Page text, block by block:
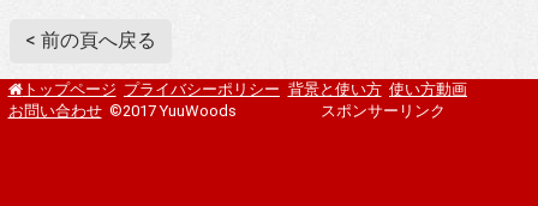
< 前の頁へ戻る
トップページ プライバシーポリシー 背景と使い方 使い方動画
お問い合わせ ©2017 YuuWoods スポンサーリンク